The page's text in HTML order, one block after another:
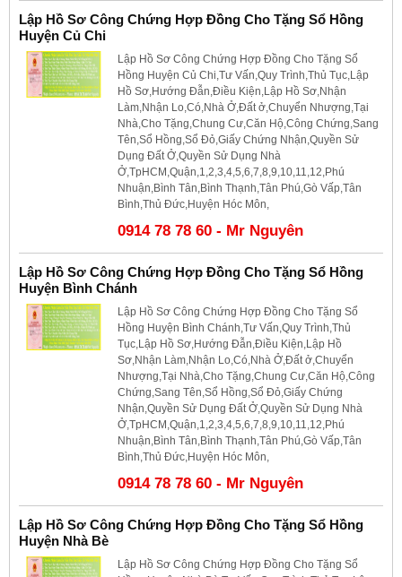
Lập Hồ Sơ Công Chứng Hợp Đồng Cho Tặng Sổ Hồng
Huyện Củ Chi
Lập Hồ Sơ Công Chứng Hợp Đồng Cho Tặng Sổ
Hồng Huyện Củ Chi,Tư Vấn,Quy Trình,Thủ Tục,Lập
Hồ Sơ,Hướng Đẫn,Điều Kiện,Lập Hồ Sơ,Nhận
Làm,Nhận Lo,Có,Nhà Ở,Đất ở,Chuyển Nhượng,Tại
Nhà,Cho Tặng,Chung Cư,Căn Hộ,Công Chứng,Sang
Tên,Sổ Hồng,Sổ Đỏ,Giấy Chứng Nhận,Quyền Sử
Dụng Đất Ở,Quyền Sử Dụng Nhà
Ở,TpHCM,Quận,1,2,3,4,5,6,7,8,9,10,11,12,Phú
Nhuận,Bình Tân,Bình Thạnh,Tân Phú,Gò Vấp,Tân
Bình,Thủ Đức,Huyện Hóc Môn,
0914 78 78 60 - Mr Nguyên
Lập Hồ Sơ Công Chứng Hợp Đồng Cho Tặng Sổ Hồng
Huyện Bình Chánh
Lập Hồ Sơ Công Chứng Hợp Đồng Cho Tặng Sổ
Hồng Huyện Bình Chánh,Tư Vấn,Quy Trình,Thủ
Tục,Lập Hồ Sơ,Hướng Đẫn,Điều Kiện,Lập Hồ
Sơ,Nhận Làm,Nhận Lo,Có,Nhà Ở,Đất ở,Chuyển
Nhượng,Tại Nhà,Cho Tặng,Chung Cư,Căn Hộ,Công
Chứng,Sang Tên,Sổ Hồng,Sổ Đỏ,Giấy Chứng
Nhận,Quyền Sử Dụng Đất Ở,Quyền Sử Dụng Nhà
Ở,TpHCM,Quận,1,2,3,4,5,6,7,8,9,10,11,12,Phú
Nhuận,Bình Tân,Bình Thạnh,Tân Phú,Gò Vấp,Tân
Bình,Thủ Đức,Huyện Hóc Môn,
0914 78 78 60 - Mr Nguyên
Lập Hồ Sơ Công Chứng Hợp Đồng Cho Tặng Sổ Hồng
Huyện Nhà Bè
Lập Hồ Sơ Công Chứng Hợp Đồng Cho Tặng Sổ